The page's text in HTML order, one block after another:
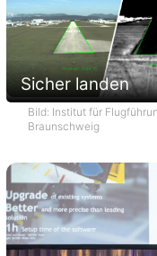
Sicher landen
Bild: Institut für
Braunschweig